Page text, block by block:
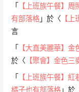
「 【上班族午餐】
有部落格 」於〈 【
言
「 【大直美麗華】
於〈 【聚會】金色三
「 【上班族午餐】
橘子也有部落格 」於